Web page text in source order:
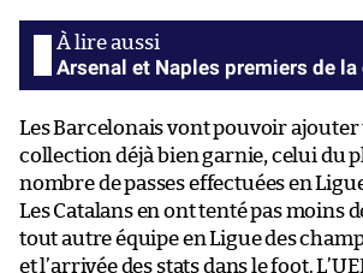
Arsenal et Naples premiers de la
Les Barcelonais vont pouvoir
collection déjà bien garnie, celui du
nombre de passes effectuées en
Les Catalans en ont tenté pas moins
tout autre équipe en Ligue des
et l’arrivée des stats dans le foot.